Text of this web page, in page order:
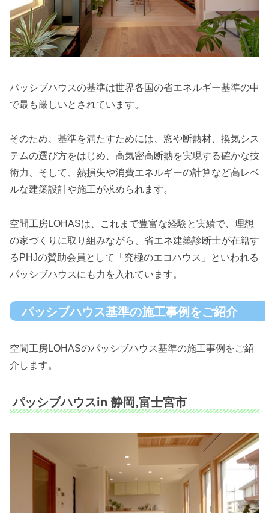
パッシブハウスの基準は世界各国の省エネルギー基準の中
で最も厳しいとされています。
そのため、基準を満たすためには、窓や断熱材、換気シス
テムの選び方をはじめ、高気密高断熱を実現する確かな技
術力、そして、熱損失や消費エネルギーの計算など高レベ
ルな建築設計や施工が求められます。
空間工房LOHASは、これまで豊富な経験と実績で、理想
の家づくりに取り組みながら、省エネ建築診断士が在籍す
るPHJの賛助会員として「究極のエコハウス」といわれる
パッシブハウスにも力を入れています。
パッシブハウス基準の施工事例をご紹介
空間工房LOHASのパッシブハウス基準の施工事例をご紹
介します。
パッシブハウスin 静岡,富士宮市